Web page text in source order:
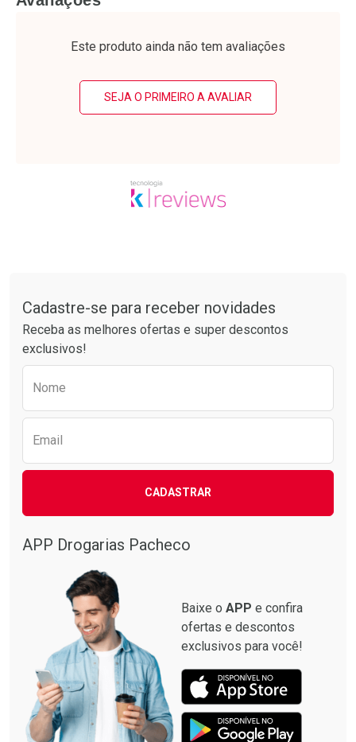
Laboratório
Por R$ 28,79/cada
Por Menos Laboratório
Por R$ 14,99/cada
Por Menos
Este produto ainda não tem avaliações
SEJA O PRIMEIRO A AVALIAR
Cadastre-se para receber novidades
Receba as melhores ofertas e super descontos
exclusivos!
Nome
Email
CADASTRAR
APP Drogarias Pacheco
Baixe o APP e confira
ofertas e descontos
exclusivos para você!